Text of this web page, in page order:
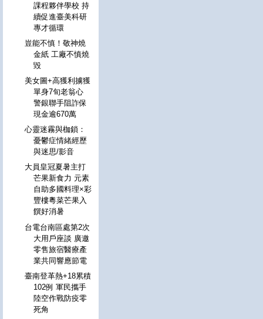
課程夥伴學校 持
續促進臺美科研
專才循環
豈能不慎！敬神燒
金紙 工廠不慎燒
毀
美女圖+高獲利擄獲
單身7旬老翁心
警銀聯手阻詐保
現金逾670萬
心靈迷霧與枷鎖：
憂鬱症情緒經歷
與迷思/影音
大員皇冠夏暑主打
芒果新食力 元素
自助多國料理×彩
豐樓粵菜芒果入
饌好消暑
台電台南區處第2次
大用戶座談 廣邀
零售旅宿醫療產
業共同響應節電
臺南登革熱+18累積
102例 軍民攜手
陸空作戰防疫零
死角